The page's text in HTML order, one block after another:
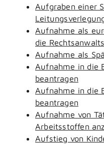
Aufgraben einer
Aufnahme als
die
Aufnahme als
Aufnahme in die
beantragen
Aufnahme in die
beantragen
Aufnahme von
Arbeitsstoffen
Aufstieg von